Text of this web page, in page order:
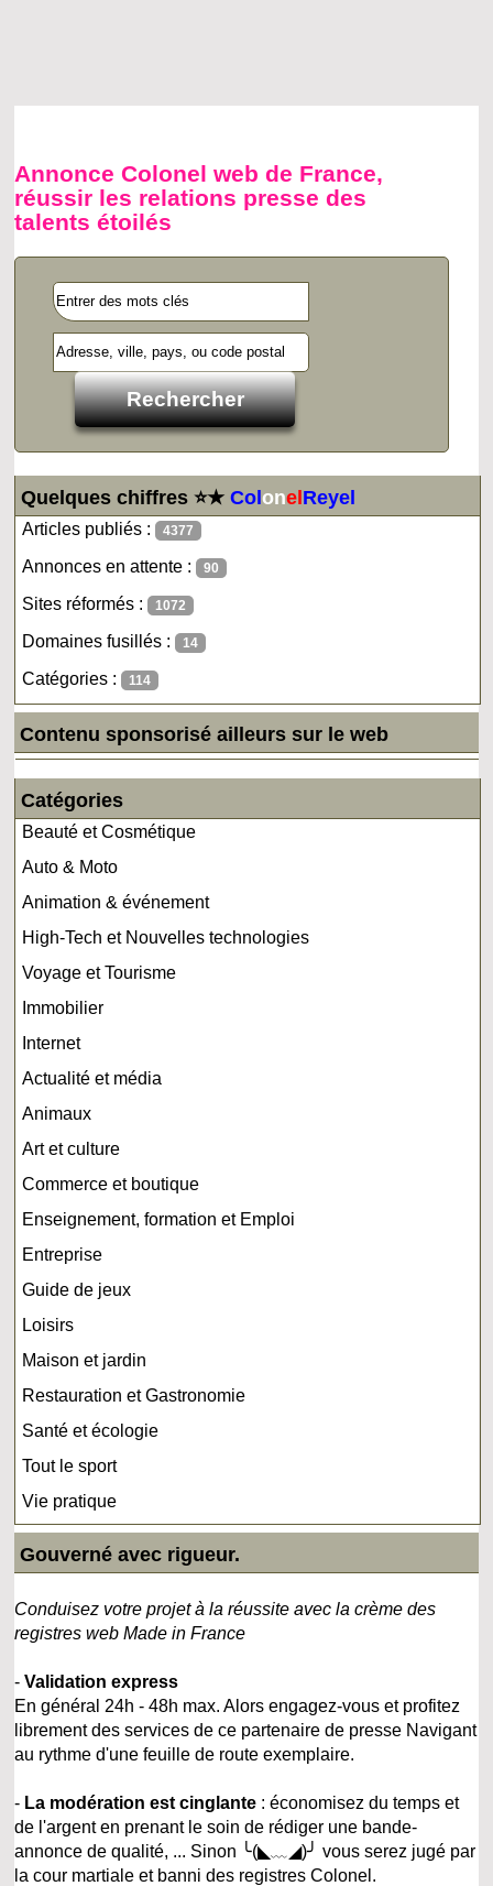
Annonce Colonel web de France,
réussir les relations presse des
talents étoilés
Quelques chiffres ⭐★ColonelReyel
Articles publiés : 4377
Annonces en attente : 90
Sites réformés : 1072
Domaines fusillés : 14
Catégories : 114
Contenu sponsorisé ailleurs sur le web
Catégories
Beauté et Cosmétique
Auto & Moto
Animation & événement
High-Tech et Nouvelles technologies
Voyage et Tourisme
Immobilier
Internet
Actualité et média
Animaux
Art et culture
Commerce et boutique
Enseignement, formation et Emploi
Entreprise
Guide de jeux
Loisirs
Maison et jardin
Restauration et Gastronomie
Santé et écologie
Tout le sport
Vie pratique
Gouverné avec rigueur.
Conduisez votre projet à la réussite avec la crème des
registres web Made in France
-Validation express
En général 24h - 48h max. Alors engagez-vous et profitez
librement des services de ce partenaire de presse Navigant
au rythme d'une feuille de route exemplaire.
- La modération est cinglante : économisez du temps et
de l'argent en prenant le soin de rédiger une bande-
annonce de qualité, ... Sinon ╰(◣﹏◢)╯ vous serez jugé par
la cour martiale et banni des registres Colonel.